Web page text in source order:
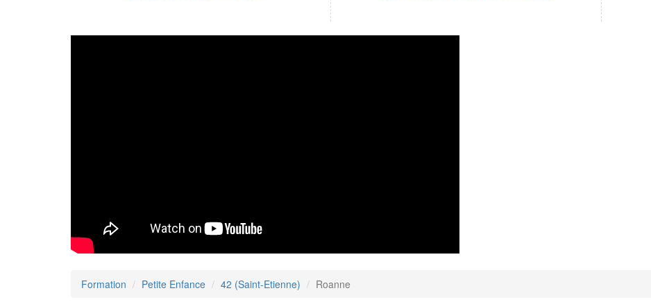
Formation Petite Enfance 42 (Saint-Etienne) Roanne